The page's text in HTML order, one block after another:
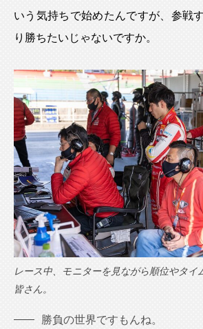
いう気持ちで始めたんですが、参戦
り勝ちたいじゃないですか。
レース中、モニターを見ながら順位やタイ
皆さん。
勝負の世界ですもんね。